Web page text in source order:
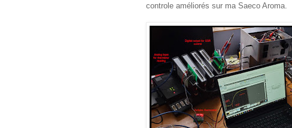
controle améliorés sur ma Saeco Aroma.